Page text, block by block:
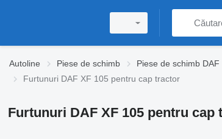
Autoline Piese de schimb Piese de schimb DAF
Furtunuri DAF XF 105 pentru cap tractor
Furtunuri DAF XF 105 pentru cap